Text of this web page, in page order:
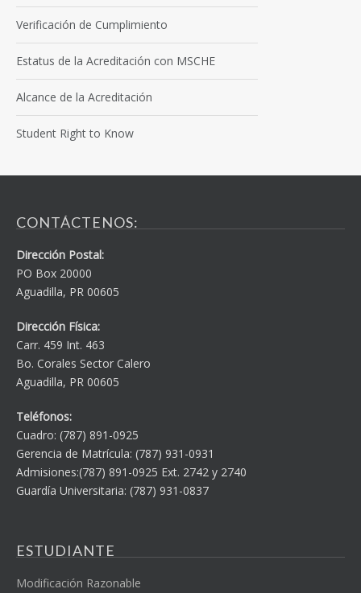
Verificación de Cumplimiento
Estatus de la Acreditación con MSCHE
Alcance de la Acreditación
Student Right to Know
CONTÁCTENOS:
Dirección Postal:
PO Box 20000
Aguadilla, PR 00605
Dirección Física:
Carr. 459 Int. 463
Bo. Corales Sector Calero
Aguadilla, PR 00605
Teléfonos:
Cuadro: (787) 891-0925
Gerencia de Matrícula: (787) 931-0931
Admisiones:(787) 891-0925 Ext. 2742 y 2740
Guardía Universitaria: (787) 931-0837
ESTUDIANTE
Modificación Razonable